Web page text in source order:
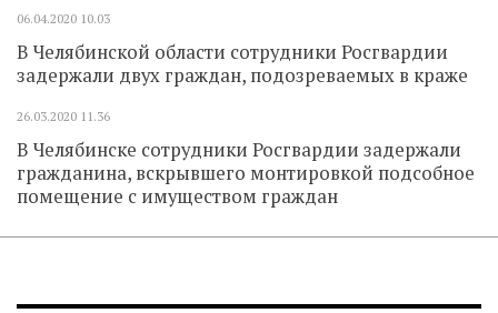
06.04.2020 10.03
В Челябинской области сотрудники Росгвардии
задержали двух граждан, подозреваемых в краже
26.03.2020 11.36
В Челябинске сотрудники Росгвардии задержали
гражданина, вскрывшего монтировкой подсобное
помещение с имуществом граждан